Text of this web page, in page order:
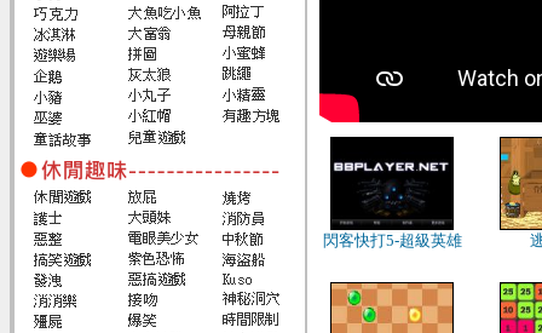
閃客快打5-超級英雄